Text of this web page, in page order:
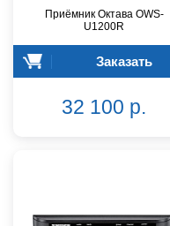
Приёмник Октава OWS-
U1200R
Заказать
32 100 р.